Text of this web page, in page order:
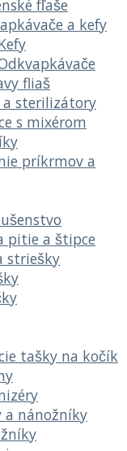
fľaše
a kefy
fliaš
a sterilizátory
s mixérom
príkrmov a
pitie a štipce
striešky
tašky na kočík
a nánožníky